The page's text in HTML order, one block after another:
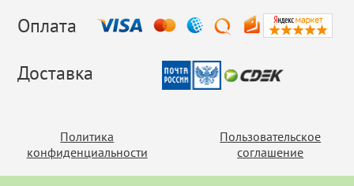
Оплата
Доставка
Политика
конфиденциальности
Пользовательское
соглашение